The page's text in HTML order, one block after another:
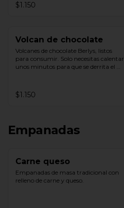
$1.150
Volcan de chocolate
Volcanes de chocolate Berlys, listos
para consumir. Solo necesitas calentar
unos minutos para que se derrita el
$1.150
Empanadas
Carne queso
Empanadas de masa tradicional con
relleno de carne y queso.